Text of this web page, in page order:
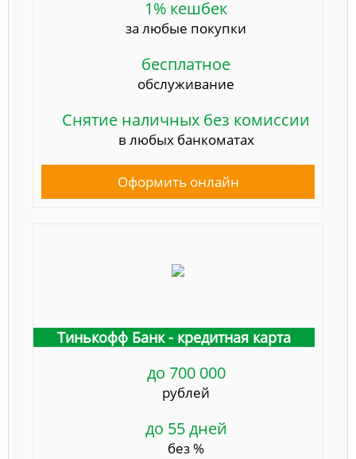
1% кешбек
за любые покупки
бесплатное
обслуживание
Снятие наличных без комиссии
в любых банкоматах
Оформить онлайн
Тинькофф Банк - кредитная карта
до 700 000
рублей
до 55 дней
без %